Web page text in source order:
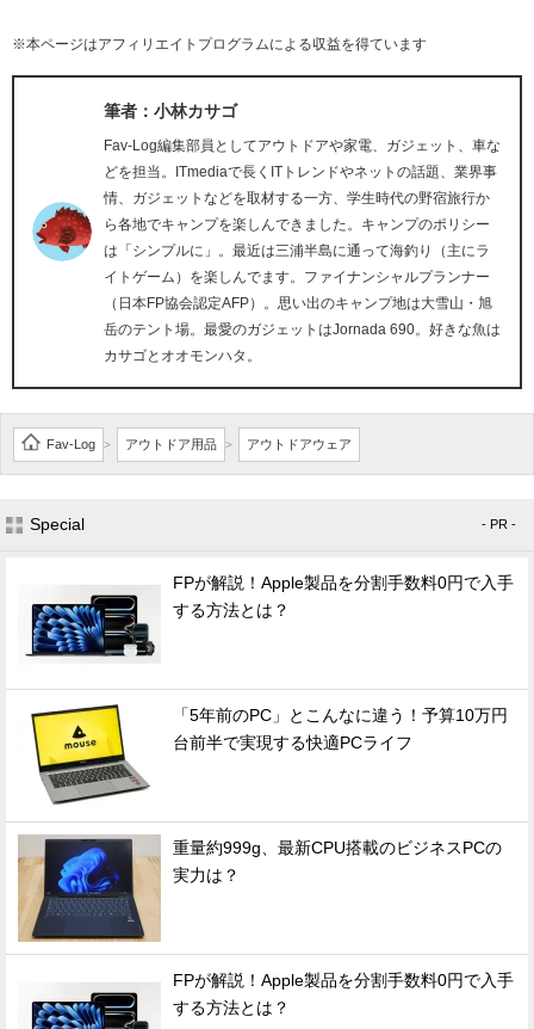
※本ページはアフィリエイトプログラムによる収益を得ています
筆者：小林カサゴ
Fav-Log編集部員としてアウトドアや家電、ガジェット、車な
どを担当。ITmediaで長くITトレンドやネットの話題、業界事
情、ガジェットなどを取材する一方、学生時代の野宿旅行か
ら各地でキャンプを楽しんできました。キャンプのポリシー
は「シンプルに」。最近は三浦半島に通って海釣り（主にラ
イトゲーム）を楽しんでます。ファイナンシャルプランナー
（日本FP協会認定AFP）。思い出のキャンプ地は大雪山・旭
岳のテント場。最愛のガジェットはJornada 690。好きな魚は
カサゴとオオモンハタ。
Fav-Log > アウトドア用品 > アウトドアウェア
Special - PR -
FPが解説！Apple製品を分割手数料0円で入手
する方法とは？
「5年前のPC」とこんなに違う！予算10万円
台前半で実現する快適PCライフ
重量約999g、最新CPU搭載のビジネスPCの
実力は？
FPが解説！Apple製品を分割手数料0円で入手
する方法とは？